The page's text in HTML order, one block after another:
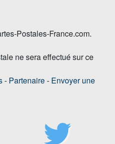
Postales-France.com.
ne sera effectué sur ce
- Partenaire- Envoyer une